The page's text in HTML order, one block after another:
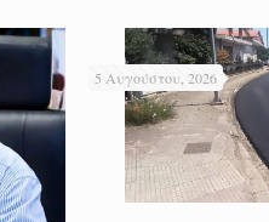
5 Αυγούστου, 2026